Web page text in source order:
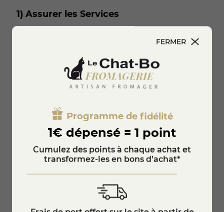
1) Assurer les Services
pouvoir garantir un service fonctionnel en
situation technique en tant qu’utilisateur et
aux choix que vous effectuez sur ces derniers.
Le traitement des données personnelles à
services liés au Site.
2) Analyser le trafic vers et sur le Site
Nous voulons pouvoir créer les meilleures
conditions possibles pour améliorer les
sites Web sur lesquels les Services sont fournis.
Ces informations nous aident à comprendre
FERMER
Programme de fidélité
1€ dépensé = 1 point
Cumulez des points à chaque achat et
transformez-les en bons d’achat*